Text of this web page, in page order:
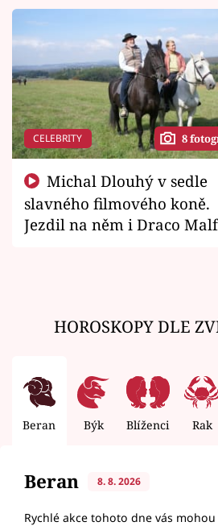
Sledujte nás
CELEBRITY 8
slavného filmového koně.
Jezdil na něm i Draco
HOROSKOPY DLE
Beran Býk Blíženci Rak
Beran 8. 8. 2026
Rychlé akce tohoto dne vás